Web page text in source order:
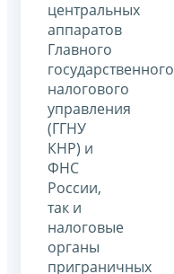
центральных
аппаратов
Главного
государственного
налогового
управления
(ГГНУ
КНР) и
ФНС
России,
так и
налоговые
органы
приграничных